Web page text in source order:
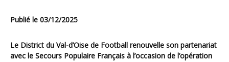
Publié le 03/12/2025
Le District du Val-d’Oise de Football renouvelle son partenariat
avec le Secours Populaire Français à l’occasion de l’opération